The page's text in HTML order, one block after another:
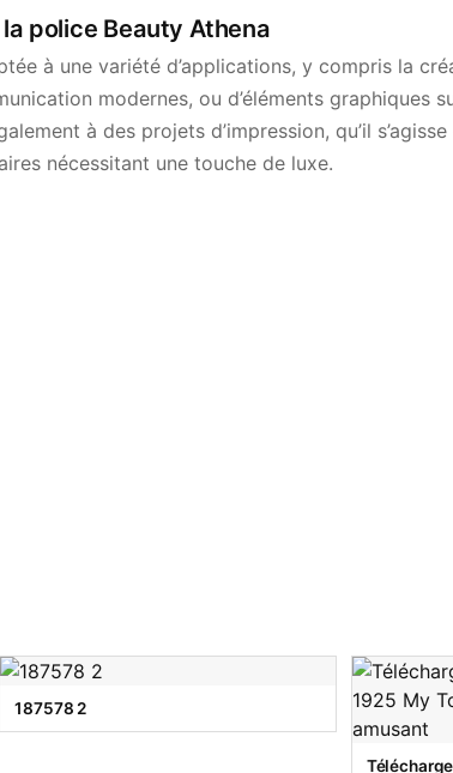
police Beauty Athena
à une variété d’applications, y compris la
modernes, ou d’éléments graphiques
à des projets d’impression, qu’il
nécessitant une touche de luxe.
187578 2